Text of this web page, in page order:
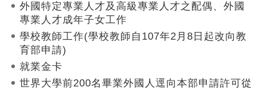
作
申
外國特定專業人才及高級專業人才之配偶、外國
專業人才成年子女工作
學校教師工作(學校教師自107年2月8日起改向教
育部申請)
就業金卡
世界大學前200名畢業外國人逕向本部申請許可從